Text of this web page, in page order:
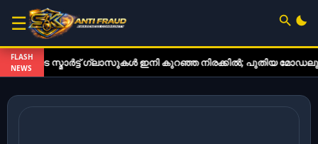
☰
FLASH
NEWS ഗ്ലാസുകൾ ഇനി കുറഞ്ഞ നിരക്കിൽ; പുതിയ മോഡലുകൾ